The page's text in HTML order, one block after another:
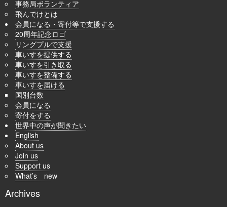
事務局ボランティア
飛んでけとは
会員になる・寄付等で支援する
20周年記念ロゴ
リングプルで支援
車いすを提供する
車いすを引き取る
車いすを整備する
車いすを届ける
国別台数
会員になる
寄付をする
世界中の声が聞きたい
English
About us
Join us
Support us
What’s new
Archives